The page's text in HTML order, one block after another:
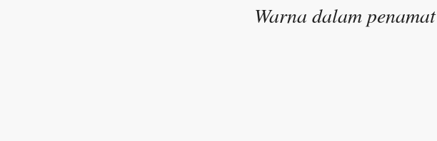
Warna dalam penamat